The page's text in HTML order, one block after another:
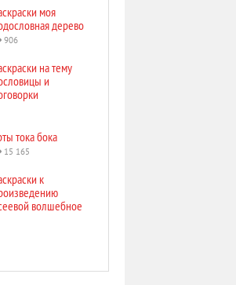
моя
дерево
906
на тему
и
тока бока
15 165
к
волшебное